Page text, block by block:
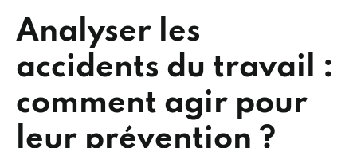
Analyser les
accidents du travail :
comment agir pour
leur prévention ?